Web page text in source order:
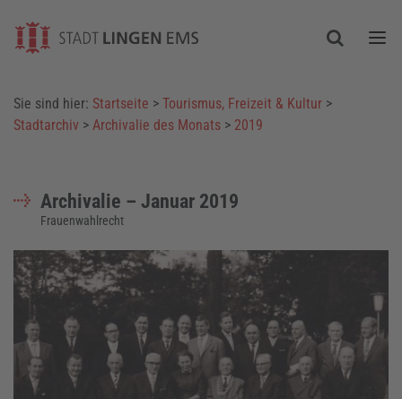
Sie sind hier: Startseite > Tourismus, Freizeit & Kultur >
Stadtarchiv > Archivalie des Monats > 2019
Archivalie – Januar 2019
Frauenwahlrecht